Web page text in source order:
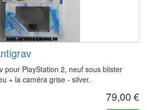
pour PlayStation 2, neuf sous blister
+ la caméra grise - silver.
79,00 €